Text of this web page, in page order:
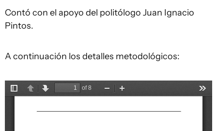
Contó con el apoyo del politólogo Juan Ignacio
Pintos.
A continuación los detalles metodológicos: